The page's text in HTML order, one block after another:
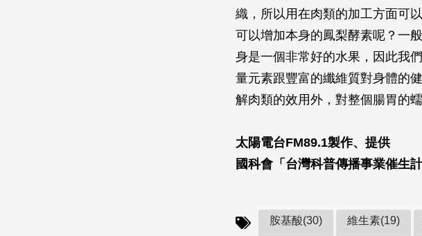
織，所以用在肉類的加工方面可
可以增加本身的鳳梨酵素呢？一
身是一個非常好的水果，因此我
量元素跟豐富的纖維質對身體的
解肉類的效用外，對整個腸胃的
太陽電台FM89.1製作、提供
國科會「台灣科普傳播事業催生
胺基酸(30) 維生素(19)